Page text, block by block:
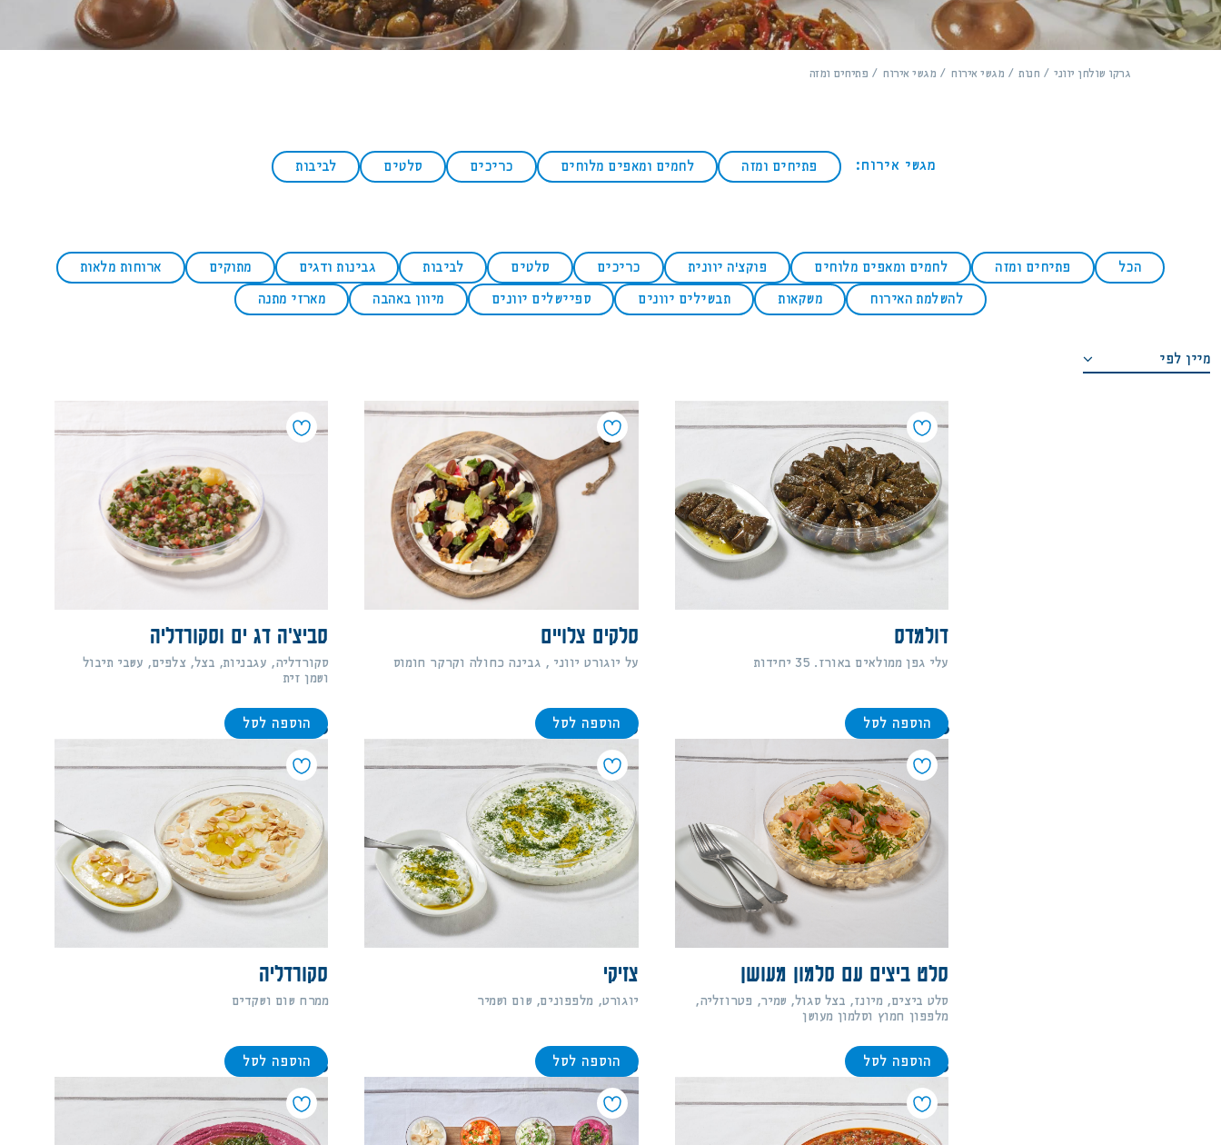
גרקו שולחן יווני חנות מגשי אירוח מגשי אירוח פתיחים ומזה
מגשי אירוח: פתיחים ומזה לחמים ומאפים מלוחים כריכים סלטים לביבות
הכל פתיחים ומזה לחמים ומאפים מלוחים פוקצ'ה יוונית כריכים סלטים לביבות גבינות ודגים מתוקים ארוחות מלאות
להשלמת האירוח משקאות תבשילים יוונים ספיישלים יוונים מיוון באהבה מארזי מתנה
מיין לפי
דולמדס
עלי גפן ממולאים באורז. 35 יחידות
136הוספה לסל
סלקים צלויים
על יוגורט יווני , גבינה כחולה וקרקר חומוס
138הוספה לסל
סביצ'ה דג ים וסקורדליה
סקורדליה, עגבניות, בצל, צלפים, עשבי תיבול
ושמן זית
178הוספה לסל
סלט ביצים עם סלמון מעושן
סלט ביצים, מיונז, בצל סגול, שמיר, פטרוזליה,
מלפפון חמוץ וסלמון מעושן
198הוספה לסל
צזיקי
יוגורט, מלפפונים, שום ושמיר
88הוספה לסל
סקורדליה
ממרח שום ושקדים
88הוספה לסל